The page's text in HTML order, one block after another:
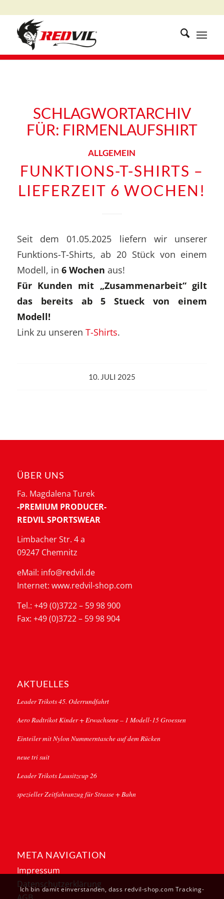
SCHLAGWORTARCHIV
FÜR: FIRMENLAUFSHIRT
ALLGEMEIN
FUNKTIONS-T-SHIRTS –
LIEFERZEIT 6 WOCHEN!
Seit dem 01.05.2025 liefern wir unserer
Funktions-T-Shirts, ab 20 Stück von einem
Modell, in 6 Wochen aus!
Für Kunden mit „Zusammenarbeit“ gilt
das bereits ab 5 Stueck von einem
Modell!
Link zu unseren T-Shirts.
10. JULI 2025
ÜBER UNS
Fa. Magdalena Turek
-PREMIUM PRODUCER-
REDVIL SPORTSWEAR
Limbacher Str. 4 a
09247 Chemnitz
eMail: info@redvil.de
Internet: www.redvil-shop.com
Tel.: +49 (0)3722 – 59 98 900
Fax: +49 (0)3722 – 59 98 904
AKTUELLES
Leader Trikots 45. Oderrundfahrt
Aero Radtrikot Kinder + Erwachsene – 1 Modell-15 Groessen
Einteiler mit Nylon Nummerntasche auf dem Rücken
neue tri suit
Leader Trikots Lausitzcup 26
spezieller Zeitfahranzug für Strasse + Bahn
META NAVIGATION
Impressum
Datenschutzerklärung
Ich bin damit einverstanden, dass redvil-shop.com Tracking-